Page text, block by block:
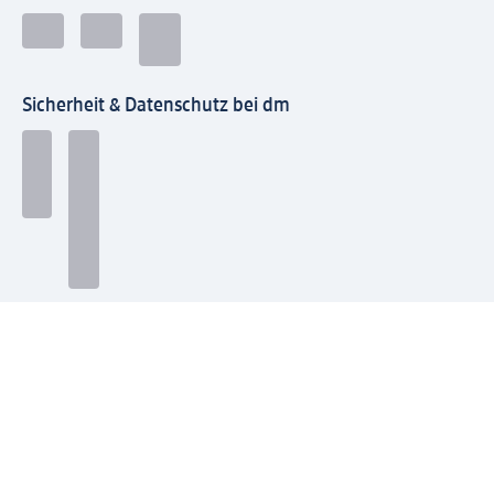
Sicherheit & Datenschutz bei dm